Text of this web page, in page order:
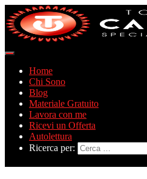
Navigazione
toggleHome
Chi Sono
Blog
Materiale Gratuito
Lavora con me
Ricevi un Offerta
Autolettura
Ricerca per: